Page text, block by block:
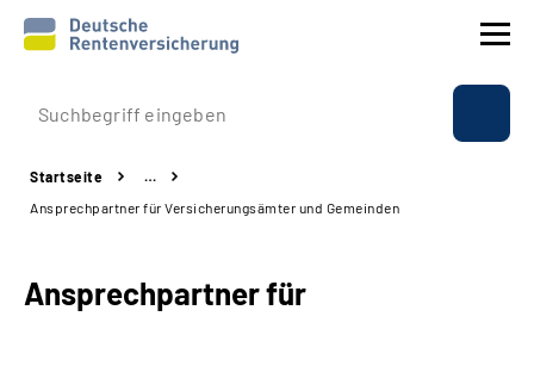
Prävention
Reha
Startseite
…
Ansprechpartner für Versicherungsämter und Gemeinden
Ansprechpartner für